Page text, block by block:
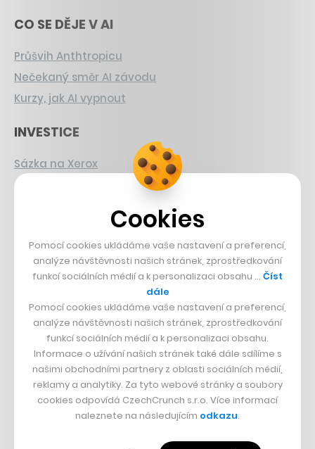
CO SE DĚJE V AI
Průšvih Anthtropicu
Nečekaný směr AI závodu
Kurzy, jak AI vypnout
INVESTICE
Sázka na Xerox
Strnad v Pirelli
PŘÍBĚHY Z GASTRA
Boční projekt, co se zvrtnul
Francouzský šéfkuchař na Šumavě
Dva golfisti, co pečou
DESIGN
Bomma není tichá
Originální hodinky
Nábytek z betonu
Cookies
Pomocí cookies ukládáme vaše nastavení a preferencí,
analýze návštěvnosti našich stránek, zprostředkování
funkcí sociálních médií a k personalizaci obsahu … Číst
dále
Pomocí cookies ukládáme vaše nastavení a preferencí,
analýze návštěvnosti našich stránek, zprostředkování
funkcí sociálních médií a k personalizaci obsahu.
Informace o užívání našich stránek také dále sdílíme s
našimi obchodními partnery z oblasti sociálních médií,
reklamy a analytiky. Za tyto webové stránky a soubory
cookies odpovídá CzechCrunch s.r.o. Více informací
naleznete na následujícím odkazu.